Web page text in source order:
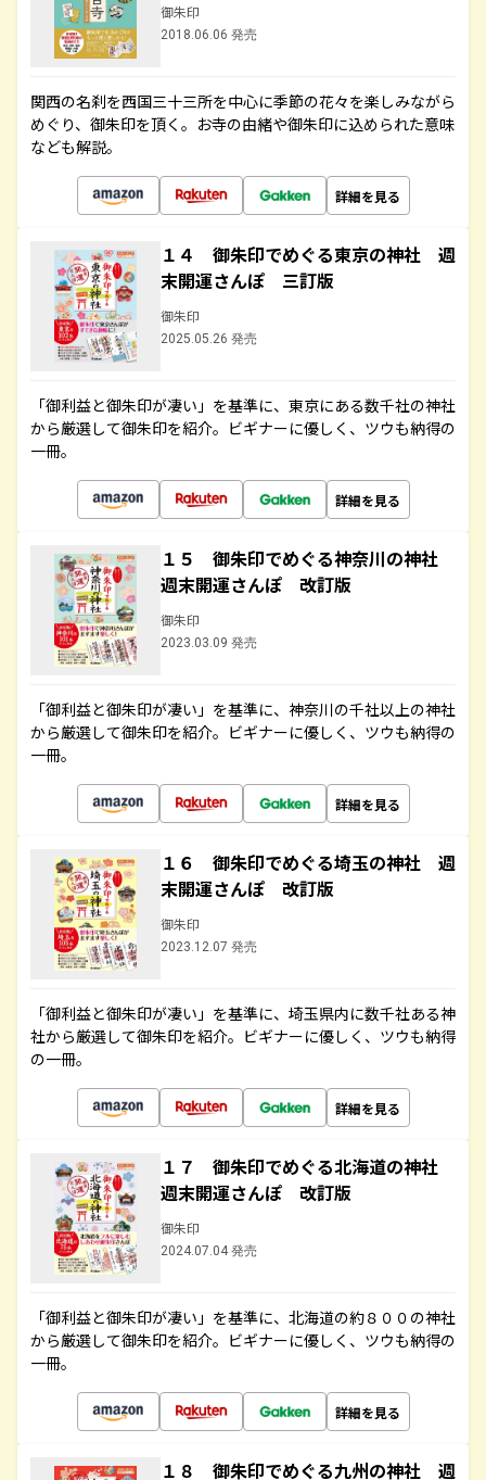
御朱印
2018.06.06 発売
関西の名刹を西国三十三所を中心に季節の花々を楽しみながら
めぐり、御朱印を頂く。お寺の由緒や御朱印に込められた意味
なども解説。
詳細を見る
１４ 御朱印でめぐる東京の神社 週
末開運さんぽ 三訂版
御朱印
2025.05.26 発売
「御利益と御朱印が凄い」を基準に、東京にある数千社の神社
から厳選して御朱印を紹介。ビギナーに優しく、ツウも納得の
一冊。
詳細を見る
１５ 御朱印でめぐる神奈川の神社
週末開運さんぽ 改訂版
御朱印
2023.03.09 発売
「御利益と御朱印が凄い」を基準に、神奈川の千社以上の神社
から厳選して御朱印を紹介。ビギナーに優しく、ツウも納得の
一冊。
詳細を見る
１６ 御朱印でめぐる埼玉の神社 週
末開運さんぽ 改訂版
御朱印
2023.12.07 発売
「御利益と御朱印が凄い」を基準に、埼玉県内に数千社ある神
社から厳選して御朱印を紹介。ビギナーに優しく、ツウも納得
の一冊。
詳細を見る
１７ 御朱印でめぐる北海道の神社
週末開運さんぽ 改訂版
御朱印
2024.07.04 発売
「御利益と御朱印が凄い」を基準に、北海道の約８００の神社
から厳選して御朱印を紹介。ビギナーに優しく、ツウも納得の
一冊。
詳細を見る
１８ 御朱印でめぐる九州の神社 週